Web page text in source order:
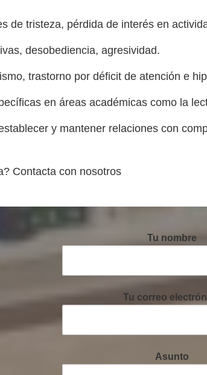
de tristeza, pérdida de interés en
desobediencia, agresividad.
trastorno por déficit de atención e
en áreas académicas como la
y mantener relaciones con
Contacta con nosotros
Tu nombre
Tu correo
Asunto